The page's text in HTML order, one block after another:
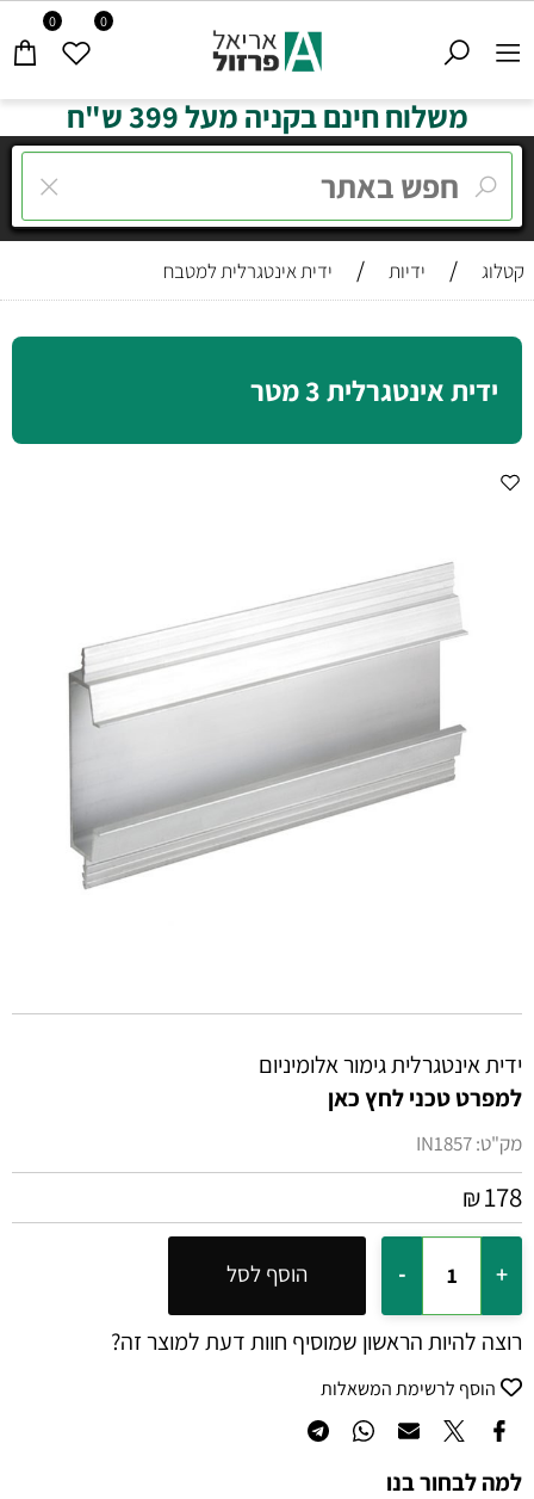
0 0
משלוח חינם בקניה מעל 399 ש"ח
קטלוג / ידיות / ידית אינטגרלית למטבח
ידית אינטגרלית 3 מטר
ידית אינטגרלית גימור אלומיניום
למפרט טכני לחץ כאן
מק"ט:IN1857
₪178
הוסף לסל
רוצה להיות הראשון שמוסיף חוות דעת למוצר זה?
הוסף לרשימת המשאלות
למה לבחור בנו